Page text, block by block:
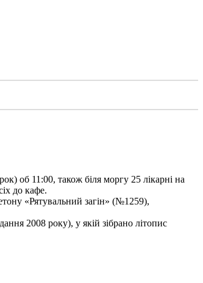
об 11:00, також біля моргу 25 лікарні на
до кафе.
«Рятувальний загін» (№1259),
2008 року), у якій зібрано літопис